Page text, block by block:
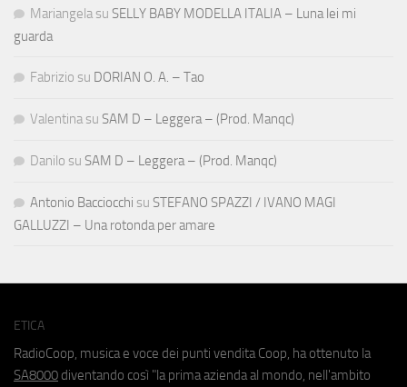
Mariangela su SELLY BABY MODELLA ITALIA – Luna lei mi
guarda
Fabrizio su DORIAN O. A. – Tao
Valentina su SAM D – Leggera – (Prod. Manqc)
Danilo su SAM D – Leggera – (Prod. Manqc)
Antonio Bacciocchi su STEFANO SPAZZI / IVANO MAGI
GALLUZZI – Una rotonda per amare
ETICA
RadioCoop, musica e voce dei punti vendita Coop, ha ottenuto la
SA8000 diventando così "la prima azienda al mondo, nell'ambito